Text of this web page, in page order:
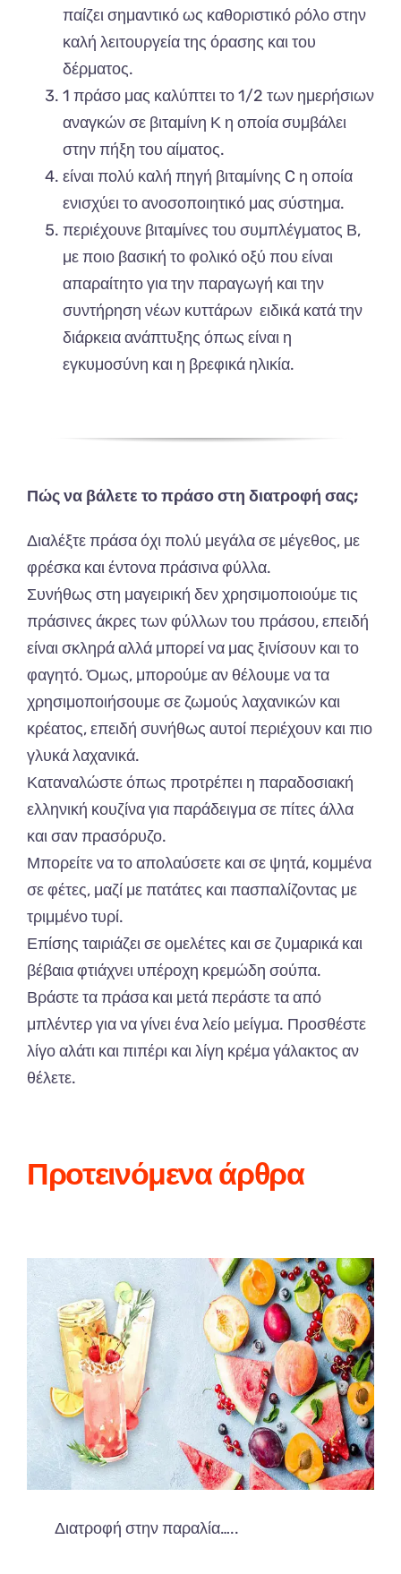
παίζει σημαντικό ως καθοριστικό ρόλο στην
καλή λειτουργεία της όρασης και του
δέρματος.
1 πράσο μας καλύπτει το 1/2 των ημερήσιων
αναγκών σε βιταμίνη Κ η οποία συμβάλει
στην πήξη του αίματος.
είναι πολύ καλή πηγή βιταμίνης C η οποία
ενισχύει το ανοσοποιητικό μας σύστημα.
περιέχουνε βιταμίνες του συμπλέγματος Β,
με ποιο βασική το φολικό οξύ που είναι
απαραίτητο για την παραγωγή και την
συντήρηση νέων κυττάρων ειδικά κατά την
διάρκεια ανάπτυξης όπως είναι η
εγκυμοσύνη και η βρεφικά ηλικία.
Πώς να βάλετε το πράσο στη διατροφή σας;
Διαλέξτε πράσα όχι πολύ μεγάλα σε μέγεθος, με
φρέσκα και έντονα πράσινα φύλλα.
Συνήθως στη μαγειρική δεν χρησιμοποιούμε τις
πράσινες άκρες των φύλλων του πράσου, επειδή
είναι σκληρά αλλά μπορεί να μας ξινίσουν και το
φαγητό. Όμως, μπορούμε αν θέλουμε να τα
χρησιμοποιήσουμε σε ζωμούς λαχανικών και
κρέατος, επειδή συνήθως αυτοί περιέχουν και πιο
γλυκά λαχανικά.
Καταναλώστε όπως προτρέπει η παραδοσιακή
ελληνική κουζίνα για παράδειγμα σε πίτες άλλα
και σαν πρασόρυζο.
Μπορείτε να το απολαύσετε και σε ψητά, κομμένα
σε φέτες, μαζί με πατάτες και πασπαλίζοντας με
τριμμένο τυρί.
Επίσης ταιριάζει σε ομελέτες και σε ζυμαρικά και
βέβαια φτιάχνει υπέροχη κρεμώδη σούπα.
Βράστε τα πράσα και μετά περάστε τα από
μπλέντερ για να γίνει ένα λείο μείγμα. Προσθέστε
λίγο αλάτι και πιπέρι και λίγη κρέμα γάλακτος αν
θέλετε.
Προτεινόμενα άρθρα
Διατροφή στην παραλία…..